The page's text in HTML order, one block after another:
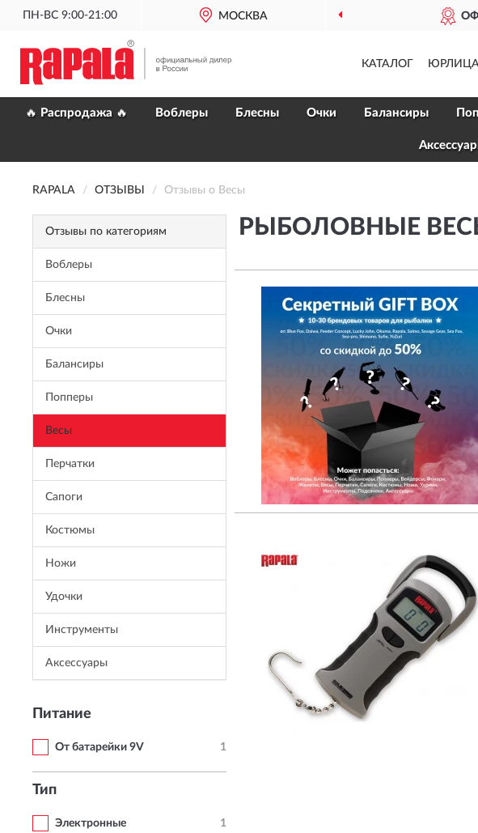
ПН-ВС 9:00-21:00 МОСКВА
КАТАЛОГ
🔥 Распродажа 🔥 Воблеры Блесны Очки Балансиры
RAPALA ОТЗЫВЫ Отзывы о Весы
Отзывы по категориям
Воблеры
Блесны
Очки
Балансиры
Попперы
Весы
Перчатки
Сапоги
Костюмы
Ножи
Удочки
Инструменты
Аксессуары
Питание
От батарейки 9V 1
Тип
Электронные 1
РЫБОЛОВНЫЕ